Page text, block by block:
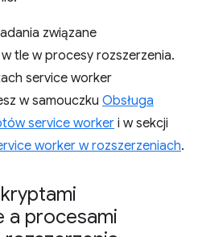
związane
tle w procesy rozszerzenia.
service worker
w samouczku Obsługa
service worker i w sekcji
worker w rozszerzeniach.
a procesami